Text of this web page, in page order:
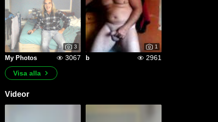
3
My Photos 3067
1
b
2961
Visa alla
Videor